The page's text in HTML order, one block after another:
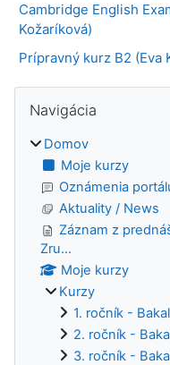
Cambridge English
Kožaríková)
Prípravný kurz B2 (Eva
Bloky
Navigácia
Domov
Moje kurzy
Oznámenia
Aktuality / News
Záznam z
Zru...
Moje kurzy
Kurzy
1. ročník -
2. ročník -
3. ročník -